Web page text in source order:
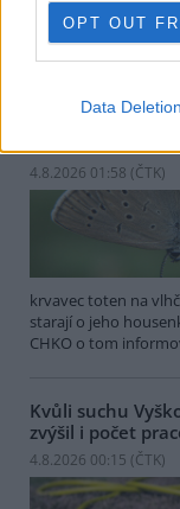
OPT OUT
Data Deletion
plantáž na jiný účel.
Ochránci
4.8.2026 01:58 (ČTK)
krvavec toten na
starají o jeho
CHKO o tom
Kvůli suchu
zvýšil i počet
4.8.2026 00:15 (ČTK)